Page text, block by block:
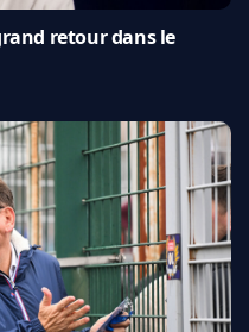
retour dans le